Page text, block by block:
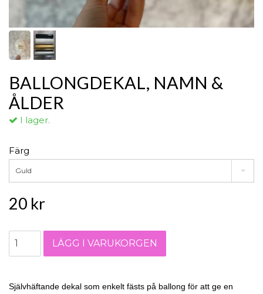
BALLONGDEKAL, NAMN &
ÅLDER
I lager.
Färg
Guld
20 kr
Självhäftande dekal som enkelt fästs på ballong för att ge en